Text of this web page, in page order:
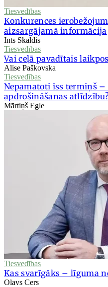
Tiesvedības
Konkurences
aizsargājamā informācija
Ints Skaldis
Tiesvedības
Vai ceļā pavadītais
Alise Paškovska
Tiesvedības
Nepamatoti īss termiņš –
apdrošināšanas
Mārtiņš Egle
Tiesvedības
Kas svarīgāks – līguma
Olavs Cers